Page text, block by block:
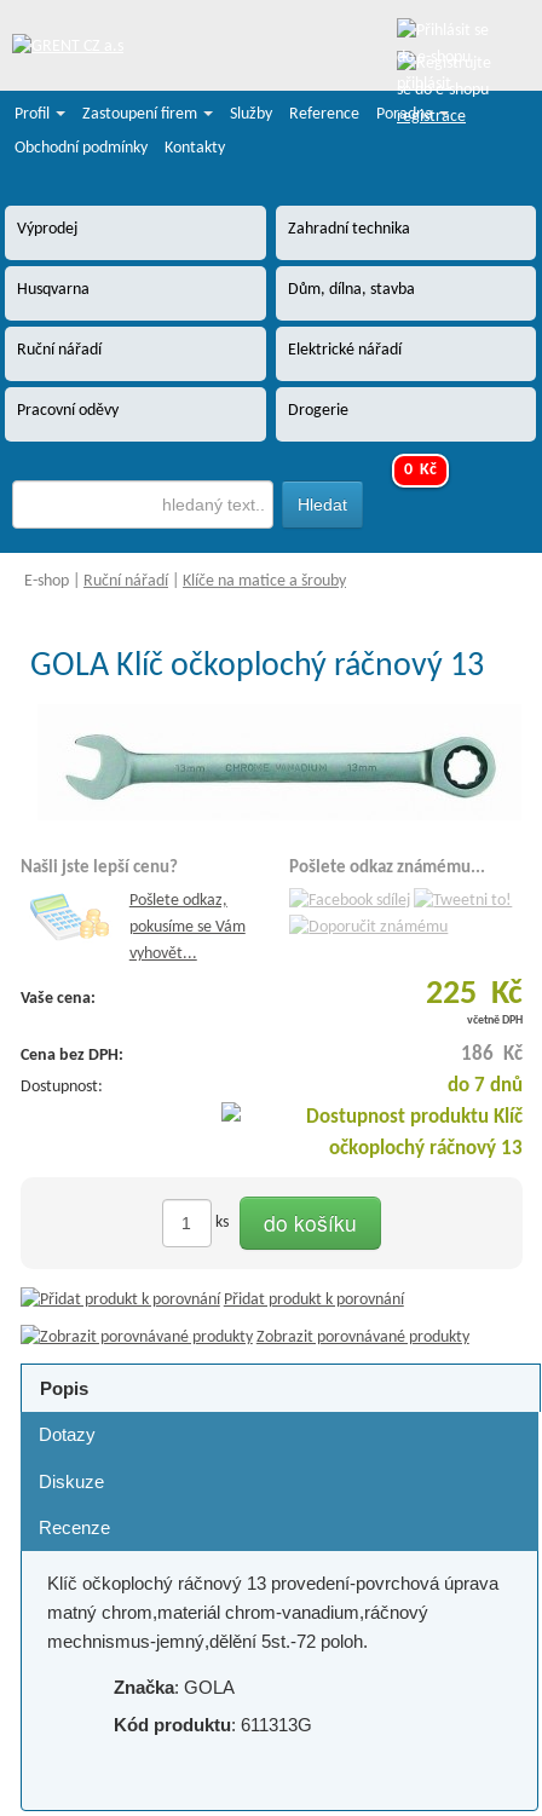
registrace
Profil
Zastoupení firem Služby Reference
Poradna
Obchodní podmínky
Kontakty
Výprodej Zahradní technika
Husqvarna Dům, dílna, stavba
Ruční nářadí Elektrické nářadí
Pracovní oděvy Drogerie
0 Kč
E-shop Ruční nářadí Klíče na matice a šrouby
GOLA Klíč očkoplochý ráčnový 13
Našli jste lepší cenu?
Pošlete odkaz,
pokusíme se Vám
vyhovět...
Pošlete odkaz známému...
Vaše cena: 225 Kč
včetně DPH
Cena bez DPH: 186 Kč
Dostupnost: do 7 dnů
ks do košíku
Přidat produkt k porovnání
Zobrazit porovnávané produkty
Popis
Dotazy
Diskuze
Recenze
Klíč očkoplochý ráčnový 13 provedení-povrchová úprava
matný chrom,materiál chrom-vanadium,ráčnový
mechnismus-jemný,dělění 5st.-72 poloh.
Značka: GOLA
Kód produktu: 611313G